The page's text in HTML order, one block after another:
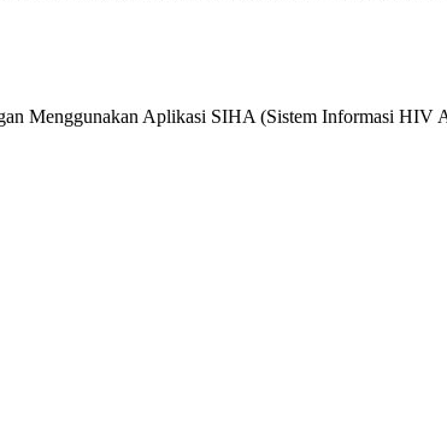
Menggunakan Aplikasi SIHA (Sistem Informasi HIV